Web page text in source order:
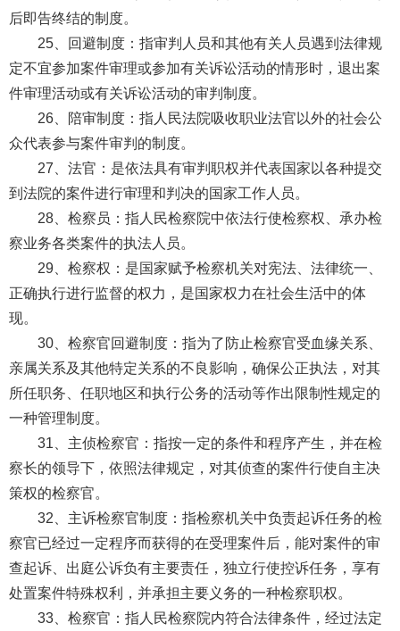
后即告终结的制度。
25、回避制度：指审判人员和其他有关人员遇到法律规
定不宜参加案件审理或参加有关诉讼活动的情形时，退出案
件审理活动或有关诉讼活动的审判制度。
26、陪审制度：指人民法院吸收职业法官以外的社会公
众代表参与案件审判的制度。
27、法官：是依法具有审判职权并代表国家以各种提交
到法院的案件进行审理和判决的国家工作人员。
28、检察员：指人民检察院中依法行使检察权、承办检
察业务各类案件的执法人员。
29、检察权：是国家赋予检察机关对宪法、法律统一、
正确执行进行监督的权力，是国家权力在社会生活中的体
现。
30、检察官回避制度：指为了防止检察官受血缘关系、
亲属关系及其他特定关系的不良影响，确保公正执法，对其
所任职务、任职地区和执行公务的活动等作出限制性规定的
一种管理制度。
31、主侦检察官：指按一定的条件和程序产生，并在检
察长的领导下，依照法律规定，对其侦查的案件行使自主决
策权的检察官。
32、主诉检察官制度：指检察机关中负责起诉任务的检
察官已经过一定程序而获得的在受理案件后，能对案件的审
查起诉、出庭公诉负有主要责任，独立行使控诉任务，享有
处置案件特殊权利，并承担主要义务的一种检察职权。
33、检察官：指人民检察院内符合法律条件，经过法定